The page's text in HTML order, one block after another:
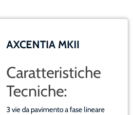
AXCENTIA MKII
Caratteristiche
Tecniche:
3 vie da pavimento a fase lineare